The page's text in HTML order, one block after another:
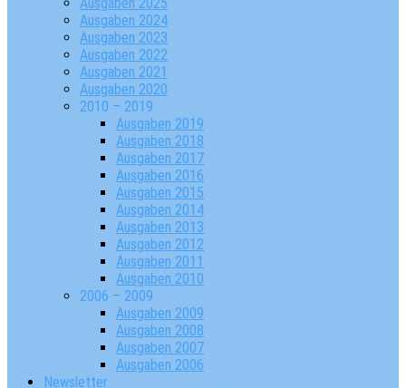
Ausgaben 2024
Ausgaben 2023
Ausgaben 2022
Ausgaben 2021
Ausgaben 2020
2010 – 2019
Ausgaben 2019
Ausgaben 2018
Ausgaben 2017
Ausgaben 2016
Ausgaben 2015
Ausgaben 2014
Ausgaben 2013
Ausgaben 2012
Ausgaben 2011
Ausgaben 2010
2006 – 2009
Ausgaben 2009
Ausgaben 2008
Ausgaben 2007
Ausgaben 2006
Newsletter